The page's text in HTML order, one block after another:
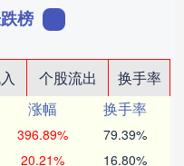
榜
个股流出
换手率
涨幅
换手率
396.89% 79.39%
20.21% 16.80%